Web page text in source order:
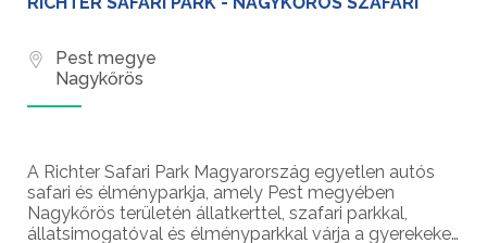
Pest megye
Nagykőrös
A Richter Safari Park Magyarország egyetlen autós
safari és élményparkja, amely Pest megyében
Nagykőrös területén állatkerttel, szafari parkkal,
állatsimogatóval és élményparkkal várja a gyerekeket